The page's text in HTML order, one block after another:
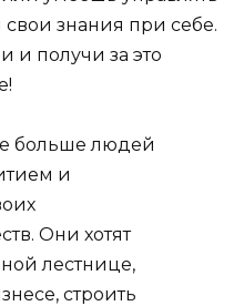
знания при себе.
и получи за это
больше людей
и
Они хотят
лестнице,
строить